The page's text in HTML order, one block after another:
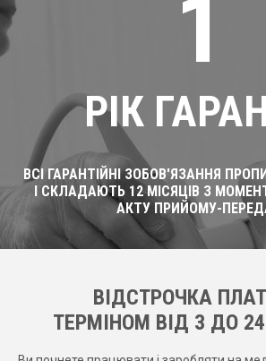
1
РІК
ВСІ ГАРАНТІЙНІ ЗОБОВ'ЯЗАННЯ
І СКЛАДАЮТЬ 12 МІСЯЦІВ З
АКТУ ПРИЙОМУ-
ВІДСТРОЧКА
ТЕРМІНОМ ВІД 3 ДО